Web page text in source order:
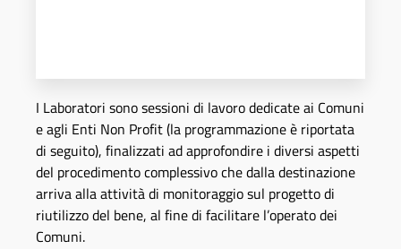
I Laboratori sono sessioni di lavoro dedicate ai Comuni
e agli Enti Non Profit (la programmazione è riportata
di seguito), finalizzati ad approfondire i diversi aspetti
del procedimento complessivo che dalla destinazione
arriva alla attività di monitoraggio sul progetto di
riutilizzo del bene, al fine di facilitare l’operato dei
Comuni.